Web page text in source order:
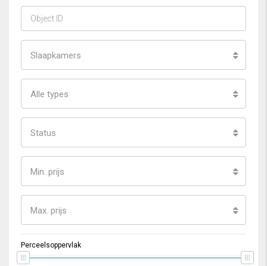
Slaapkamers
Alle types
Status
Min. prijs
Max. prijs
Perceelsoppervlak